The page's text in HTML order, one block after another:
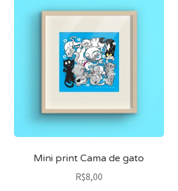
Mini print Cama de gato
R$8,00